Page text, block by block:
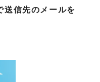
信先のメールを